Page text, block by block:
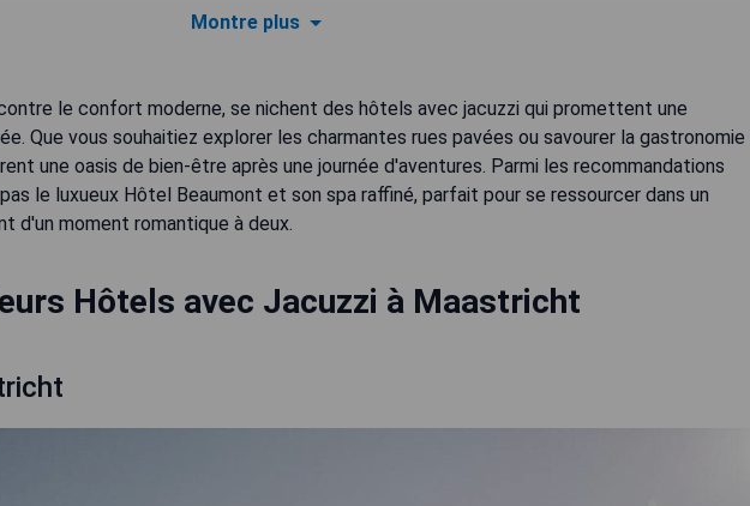
Montre plus
le confort moderne, se nichent des hôtels avec jacuzzi qui promettent une
Que vous souhaitiez explorer les charmantes rues pavées ou savourer la gastronomie
une oasis de bien-être après une journée d'aventures. Parmi les recommandations
le luxueux Hôtel Beaumont et son spa raffiné, parfait pour se ressourcer dans un
d'un moment romantique à deux.
Hôtels avec Jacuzzi à Maastricht